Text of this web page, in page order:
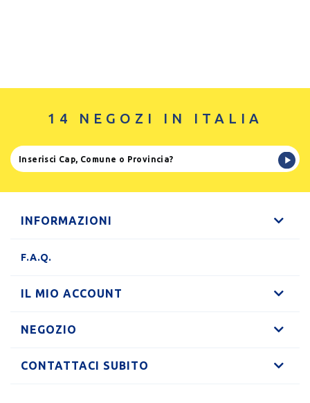
14 NEGOZI IN ITALIA
INFORMAZIONI
F.A.Q.
IL MIO ACCOUNT
NEGOZIO
CONTATTACI SUBITO